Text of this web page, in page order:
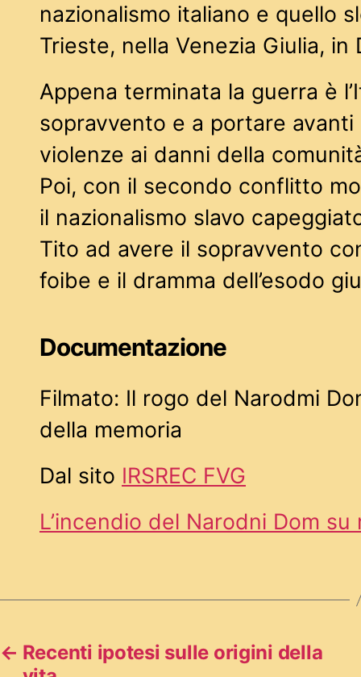
nazionalismo italiano e quello
Trieste, nella Venezia Giulia, in
Appena terminata la guerra è
sopravvento e a portare
violenze ai danni della
Poi, con il secondo conflitto
il nazionalismo slavo
Tito ad avere il sopravvento
foibe e il dramma dell’esodo
Documentazione
Filmato: Il rogo del Narodmi
della memoria
Dal sito IRSREC FVG
L’incendio del Narodni Dom
← Recenti ipotesi sulle origini della